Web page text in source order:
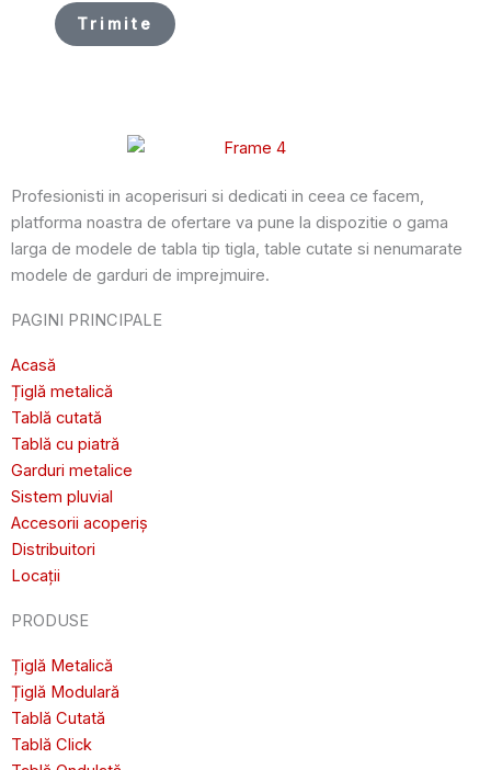
Trimite
Profesionisti in acoperisuri si dedicati in ceea ce facem,
platforma noastra de ofertare va pune la dispozitie o gama
larga de modele de tabla tip tigla, table cutate si nenumarate
modele de garduri de imprejmuire.
PAGINI PRINCIPALE
Acasă
Țiglă metalică
Tablă cutată
Tablă cu piatră
Garduri metalice
Sistem pluvial
Accesorii acoperiș
Distribuitori
Locații
PRODUSE
Țiglă Metalică
Țiglă Modulară
Tablă Cutată
Tablă Click